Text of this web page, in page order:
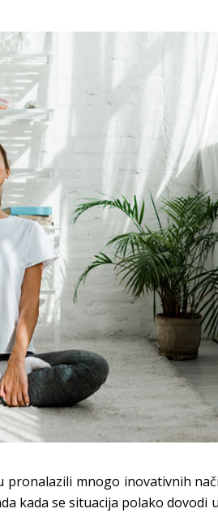
pronalazili mnogo inovativnih
kada se situacija polako dovodi